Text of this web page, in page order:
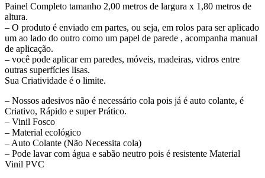
Painel Completo tamanho 2,00 metros de largura x 1,80 metros de
altura.
– O produto é enviado em partes, ou seja, em rolos para ser aplicado
um ao lado do outro como um papel de parede , acompanha manual
de aplicação.
– você pode aplicar em paredes, móveis, madeiras, vidros entre
outras superfícies lisas.
Sua Criatividade é o limite.
– Nossos adesivos não é necessário cola pois já é auto colante, é
Criativo, Rápido e super Prático.
– Vinil Fosco
– Material ecológico
– Auto Colante (Não Necessita cola)
– Pode lavar com água e sabão neutro pois é resistente Material
Vinil PVC